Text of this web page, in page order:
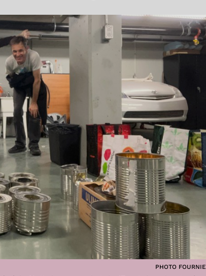
PHOTO FOURNIE